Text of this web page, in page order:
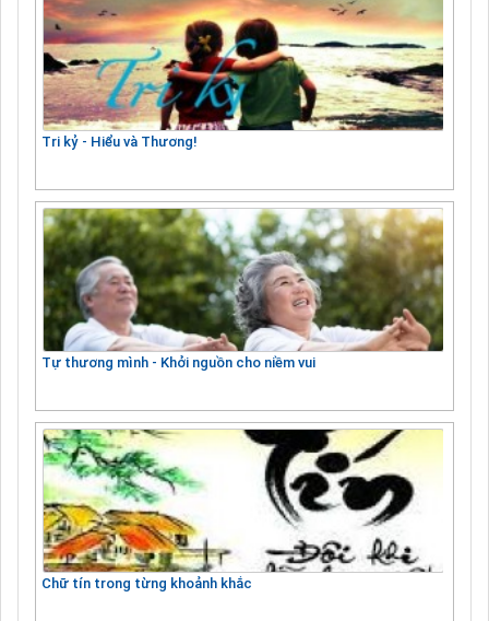
Tri kỷ - Hiểu và Thương!
Tự thương mình - Khởi nguồn cho niềm vui
Chữ tín trong từng khoảnh khắc